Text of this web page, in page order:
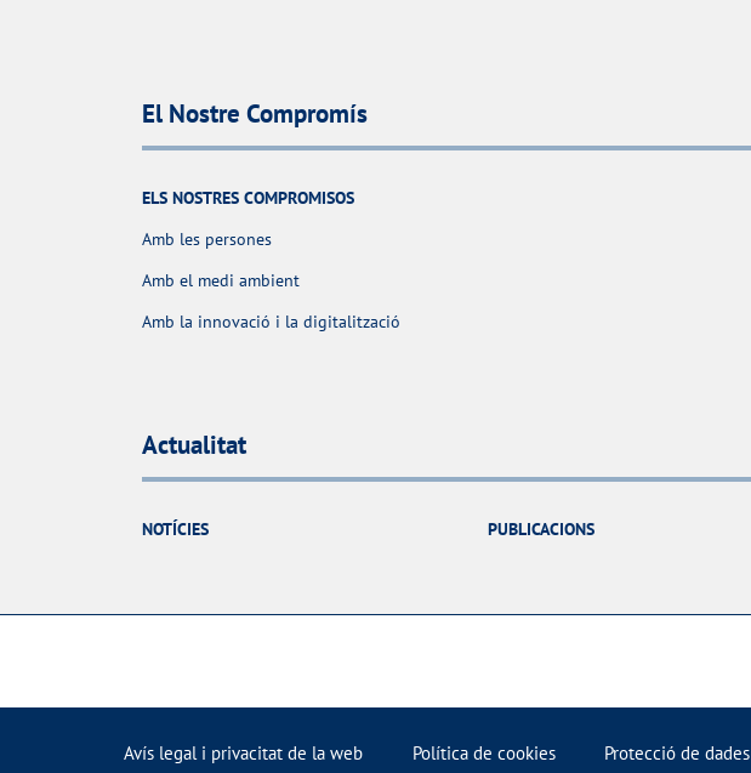
El Nostre Compromís
ELS NOSTRES COMPROMISOS
Amb les persones
Amb el medi ambient
Amb la innovació i la digitalització
Actualitat
NOTÍCIES PUBLICACIONS
Avís legal i privacitat de la web Política de cookies Protecció de dades